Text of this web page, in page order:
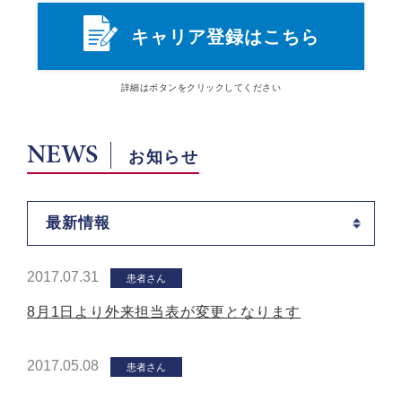
キャリア登録はこちら
詳細はボタン をクリックしてください
NEWS お知らせ
最新情報
2017.07.31 患者さん
8月1日より外来担当表が変更となります
2017.05.08 患者さん